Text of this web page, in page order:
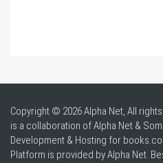
Copyright © 2026 Alpha Net, All
is a collaboration of Alpha Net &
Development & Hosting for
Platform is provided by Alpha Net.